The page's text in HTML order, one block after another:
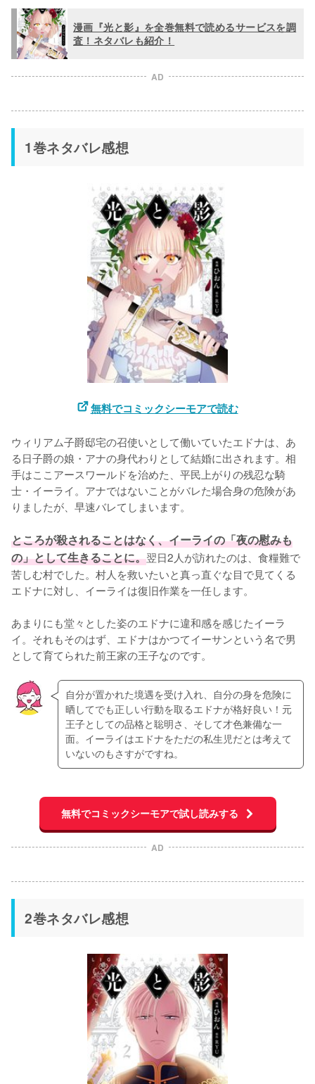
漫画『光と影』を全巻無料で読めるサービスを調
査！ネタバレも紹介！
AD
1巻ネタバレ感想
無料でコミックシーモアで読む
ウィリアム子爵邸宅の召使いとして働いていたエドナは、あ
る日子爵の娘・アナの身代わりとして結婚に出されます。相
手はここアースワールドを治めた、平民上がりの残忍な騎
士・イーライ。アナではないことがバレた場合身の危険があ
りましたが、早速バレてしまいます。
ところが殺されることはなく、イーライの「夜の慰みも
の」として生きることに。翌日2人が訪れたのは、食糧難で
苦しむ村でした。村人を救いたいと真っ直ぐな目で見てくる
エドナに対し、イーライは復旧作業を一任します。
あまりにも堂々とした姿のエドナに違和感を感じたイーラ
イ。それもそのはず、エドナはかつてイーサンという名で男
として育てられた前王家の王子なのです。
自分が置かれた境遇を受け入れ、自分の身を危険に
晒してでも正しい行動を取るエドナが格好良い！元
王子としての品格と聡明さ、そして才色兼備な一
面。イーライはエドナをただの私生児だとは考えて
いないのもさすがですね。
無料でコミックシーモアで試し読みする
AD
2巻ネタバレ感想